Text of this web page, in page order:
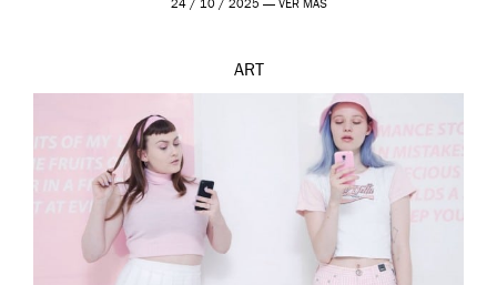
24 / 10 / 2025 — VER MÁS
ART